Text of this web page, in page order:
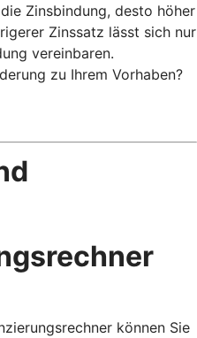
Zinsbindung, desto höher
Zinssatz lässt sich nur
vereinbaren.
zu Ihrem Vorhaben?
können Sie